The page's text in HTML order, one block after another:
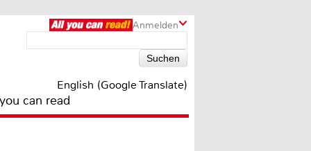
Anmelden
English (Google Translate)
can read